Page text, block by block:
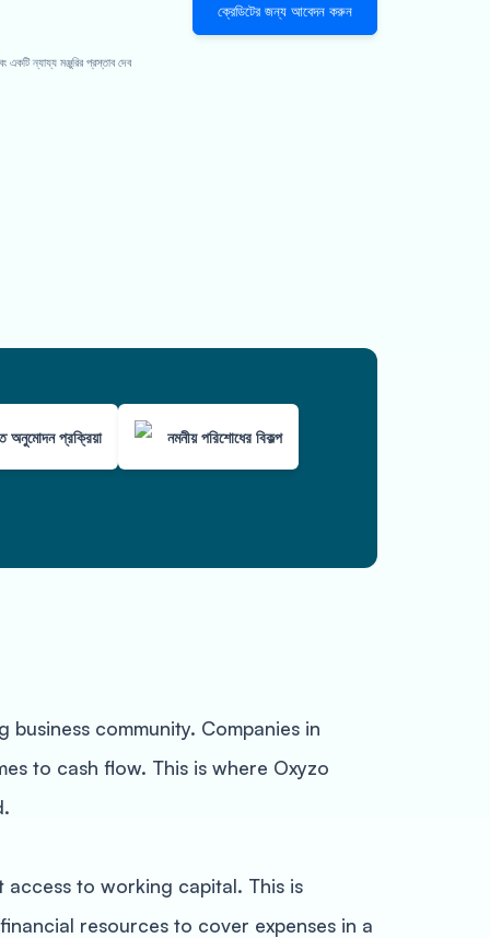
ন্যায্য মঞ্জুরির প্রস্তাব দেব
ক্রেডিটের জন্য আবেদন করুন
অনুমোদন প্রক্রিয়া নমনীয় পরিশোধের বিকল্প
community. Companies in
to cash flow. This is where Oxyzo
to working capital. This is
resources to cover expenses in a